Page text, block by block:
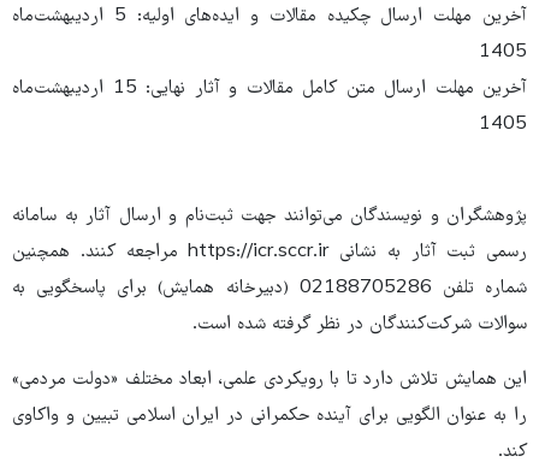
آخرین مهلت ارسال چکیده مقالات و ایده‌های اولیه: 5 اردیبهشت‌ماه
1405
آخرین مهلت ارسال متن کامل مقالات و آثار نهایی: 15 اردیبهشت‌ماه
1405
پژوهشگران و نویسندگان می‌توانند جهت ثبت‌نام و ارسال آثار به سامانه
رسمی ثبت آثار به نشانی https://icr.sccr.ir مراجعه کنند. همچنین
شماره تلفن 02188705286 (دبیرخانه همایش) برای پاسخگویی به
سوالات شرکت‌کنندگان در نظر گرفته شده است.
این همایش تلاش دارد تا با رویکردی علمی، ابعاد مختلف «دولت مردمی»
را به عنوان الگویی برای آینده حکمرانی در ایران اسلامی تبیین و واکاوی
کند.